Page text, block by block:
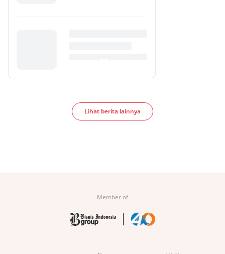
Lihat berita lainnya
Member of